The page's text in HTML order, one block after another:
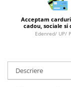
Carnetele
Dragon Ball
One Piece
Lord of The Rings
Acceptam
cadou, sociale si
Edenred/ UP/
Descriere